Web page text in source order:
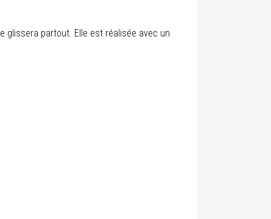
glissera partout. Elle est réalisée avec un